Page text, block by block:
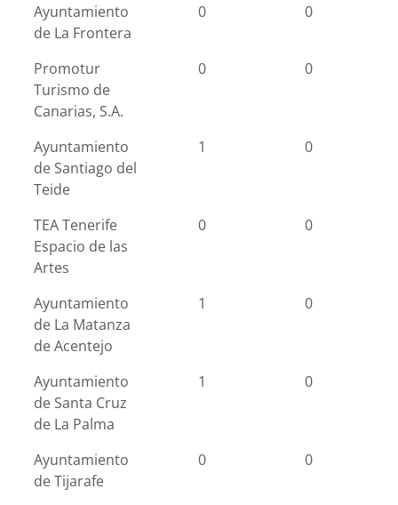
Ayuntamiento
de La Frontera
0 0
Promotur
Turismo de
Canarias, S.A.
0 0
Ayuntamiento
de Santiago del
Teide
1 0
TEA Tenerife
Espacio de las
Artes
0 0
Ayuntamiento
de La Matanza
de Acentejo
1 0
Ayuntamiento
de Santa Cruz
de La Palma
1 0
Ayuntamiento
de Tijarafe
0 0